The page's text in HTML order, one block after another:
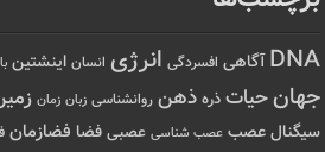
DNA آگاهی افسردگی انرژی انسان اینشتین
جهانحیات ذره ذهن روانشناسی زبان زمان
سیگنال عصب عصب شناسی عصبی فضا فضازمان